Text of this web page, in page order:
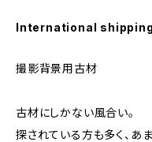
International
撮影背景用古材
古材にしかない風合い。
探されている方も多く、あ